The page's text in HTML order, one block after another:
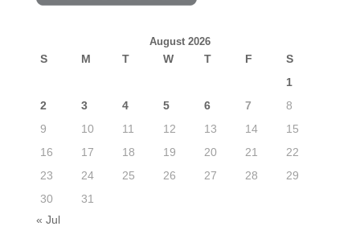
August 2026
S M T W T F
S
1
2
3 4 5 6 7
8
9
10 11 12 13 14
15
16
17 18 19 20 21
22
23
24 25 26 27 28
29
30
31
« Jul